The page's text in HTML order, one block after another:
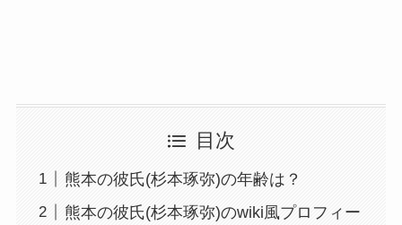
目次
熊本の彼氏(杉本琢弥)の年齢は？
熊本の彼氏(杉本琢弥)のwiki風プロフィー